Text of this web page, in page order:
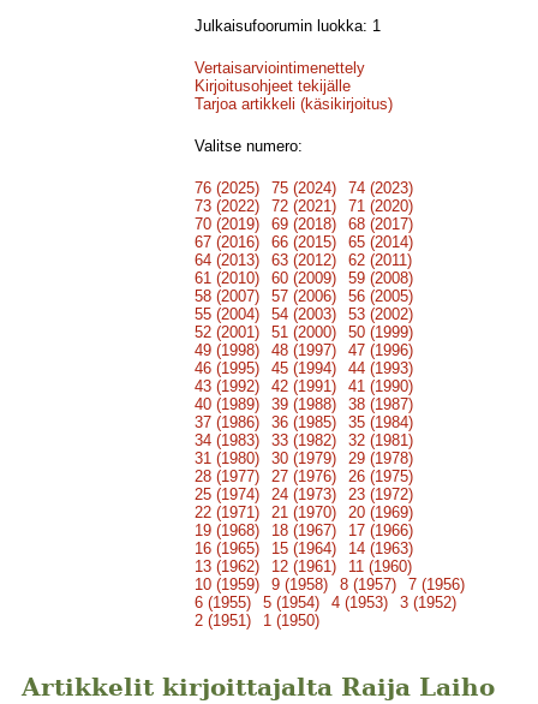
Julkaisufoorumin luokka: 1
Vertaisarviointimenettely
Kirjoitusohjeet tekijälle
Tarjoa artikkeli (käsikirjoitus)
Valitse numero:
76 (2025) 75 (2024)
74 (2023)
73 (2022)
72 (2021)
71 (2020)
70 (2019)
69 (2018)
68 (2017)
67 (2016)
66 (2015)
65 (2014)
64 (2013)
63 (2012)
62 (2011)
61 (2010)
60 (2009)
59 (2008)
58 (2007)
57 (2006)
56 (2005)
55 (2004)
54 (2003)
53 (2002)
52 (2001)
51 (2000)
50 (1999)
49 (1998)
48 (1997)
47 (1996)
46 (1995)
45 (1994)
44 (1993)
43 (1992)
42 (1991)
41 (1990)
40 (1989)
39 (1988)
38 (1987)
37 (1986)
36 (1985)
35 (1984)
34 (1983)
33 (1982)
32 (1981)
31 (1980)
30 (1979)
29 (1978)
28 (1977)
27 (1976)
26 (1975)
25 (1974)
24 (1973)
23 (1972)
22 (1971)
21 (1970)
20 (1969)
19 (1968)
18 (1967)
17 (1966)
16 (1965)
15 (1964)
14 (1963)
13 (1962)
12 (1961)
11 (1960)
10 (1959)
9 (1958) 8 (1957)
7 (1956)
6 (1955)
5 (1954) 4 (1953)
3 (1952)
2 (1951)
1 (1950)
Artikkelit kirjoittajalta Raija Laiho